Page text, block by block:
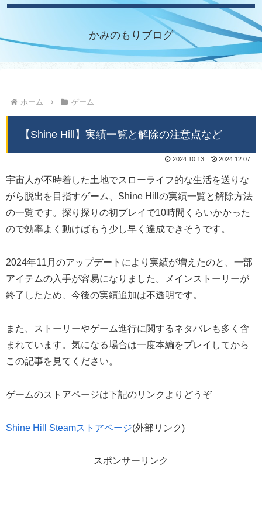
かみのもりブログ
ホーム ゲーム
【Shine Hill】実績一覧と解除の注意点など
2024.10.13 2024.12.07
宇宙人が不時着した土地でスローライフ的な生活を送りな
がら脱出を目指すゲーム、Shine Hillの実績一覧と解除方法
の一覧です。探り探りの初プレイで10時間くらいかかった
ので効率よく動けばもう少し早く達成できそうです。
2024年11月のアップデートにより実績が増えたのと、一部
アイテムの入手が容易になりました。メインストーリーが
終了したため、今後の実績追加は不透明です。
また、ストーリーやゲーム進行に関するネタバレも多く含
まれています。気になる場合は一度本編をプレイしてから
この記事を見てください。
ゲームのストアページは下記のリンクよりどうぞ
Shine Hill Steamストアページ(外部リンク)
スポンサーリンク